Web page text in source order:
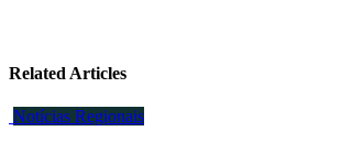
Related Articles
Notícias Regionais